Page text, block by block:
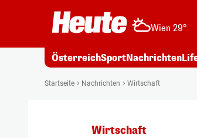
Wien 29°
ÖsterreichSportNachrichten
Startseite Nachrichten Wirtschaft
Wirtschaft